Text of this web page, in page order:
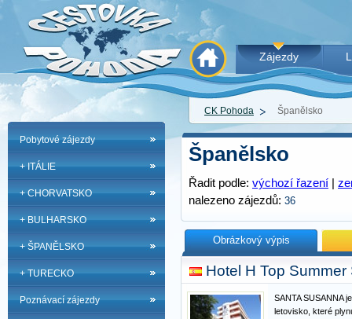
Zájezdy
CK Pohoda Španělsko
Pobytové zájezdy
+ ITÁLIE
+ CHORVATSKO
+ BULHARSKO
+ ŠPANĚLSKO
+ TURECKO
Poznávací zájezdy
Španělsko
Řadit podle: výchozí řazení
nalezeno zájezdů: 36
Obrázkový výpis
Hotel H Top Summer
SANTA SUSANNA
letovisko, které